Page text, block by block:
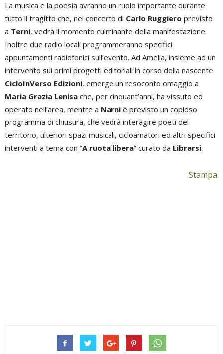
La musica e la poesia avranno un ruolo importante durante
tutto il tragitto che, nel concerto di Carlo Ruggiero previsto
a Terni, vedrà il momento culminante della manifestazione.
Inoltre due radio locali programmeranno specifici
appuntamenti radiofonici sull’evento. Ad Amelia, insieme ad un
intervento sui primi progetti editoriali in corso della nascente
CicloInVerso Edizioni, emerge un resoconto omaggio a
Maria Grazia Lenisa che, per cinquant’anni, ha vissuto ed
operato nell’area, mentre a Narni è previsto un copioso
programma di chiusura, che vedrà interagire poeti del
territorio, ulteriori spazi musicali, cicloamatori ed altri specifici
interventi a tema con “A ruota libera” curato da Librarsi.
Stampa